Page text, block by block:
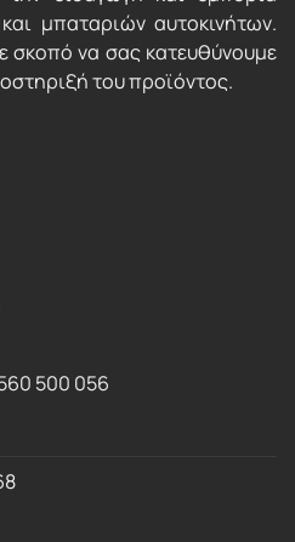
μπαταριών αυτοκινήτων.
σκοπό να σας κατευθύνουμε
του προϊόντος.
500 056